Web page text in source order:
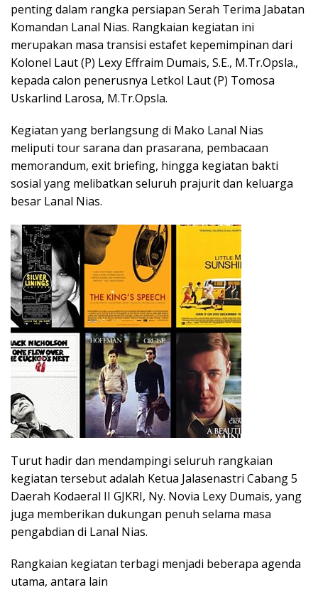
penting dalam rangka persiapan Serah Terima Jabatan
Komandan Lanal Nias. Rangkaian kegiatan ini
merupakan masa transisi estafet kepemimpinan dari
Kolonel Laut (P) Lexy Effraim Dumais, S.E., M.Tr.Opsla.,
kepada calon penerusnya Letkol Laut (P) Tomosa
Uskarlind Larosa, M.Tr.Opsla.
Kegiatan yang berlangsung di Mako Lanal Nias
meliputi tour sarana dan prasarana, pembacaan
memorandum, exit briefing, hingga kegiatan bakti
sosial yang melibatkan seluruh prajurit dan keluarga
besar Lanal Nias.
Turut hadir dan mendampingi seluruh rangkaian
kegiatan tersebut adalah Ketua Jalasenastri Cabang 5
Daerah Kodaeral II GJKRI, Ny. Novia Lexy Dumais, yang
juga memberikan dukungan penuh selama masa
pengabdian di Lanal Nias.
Rangkaian kegiatan terbagi menjadi beberapa agenda
utama, antara lain